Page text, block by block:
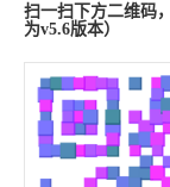
扫一扫下方二维码
为v5.6版本）